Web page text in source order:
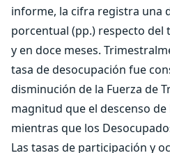
informe, la cifra registra una
porcentual (pp.) respecto
y en doce meses.
tasa de desocupación fue
disminución de la Fuerza de
magnitud que el descenso de
mientras que los
Las tasas de participación y